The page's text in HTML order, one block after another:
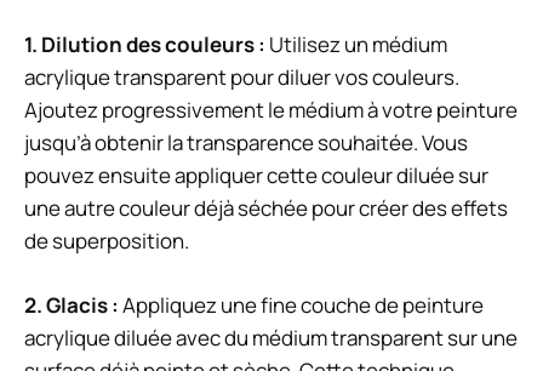
1. Dilution des couleurs : Utilisez un médium
acrylique transparent pour diluer vos couleurs.
Ajoutez progressivement le médium à votre peinture
jusqu’à obtenir la transparence souhaitée. Vous
pouvez ensuite appliquer cette couleur diluée sur
une autre couleur déjà séchée pour créer des effets
de superposition.
2. Glacis : Appliquez une fine couche de peinture
acrylique diluée avec du médium transparent sur une